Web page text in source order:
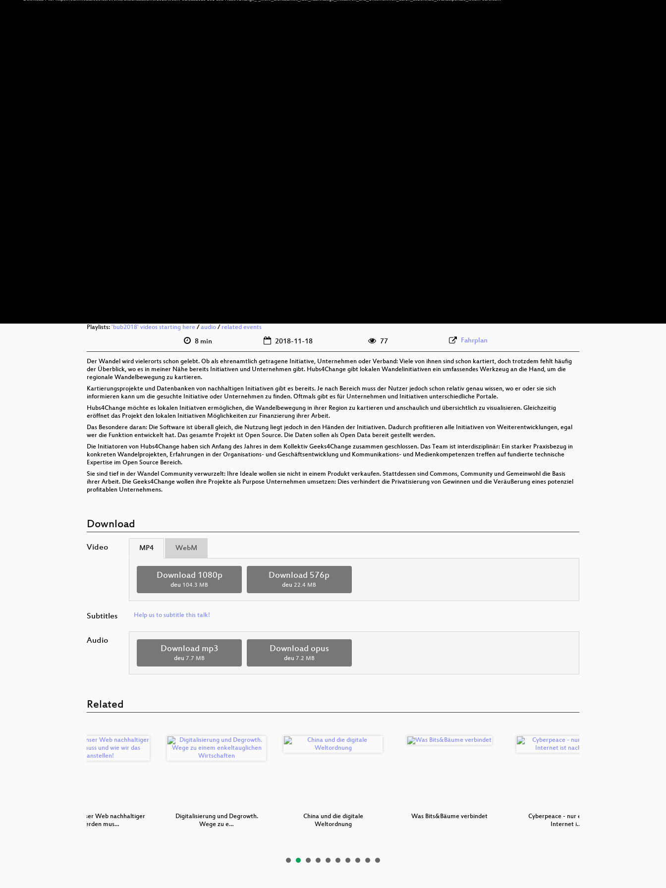
Playlists: 'bub2018' videos starting here / audio / related events
8 min 2018-11-18 77 Fahrplan
Der Wandel wird vielerorts schon gelebt. Ob als ehrenamtlich getragene Initiative, Unternehmen oder Verband: Viele von ihnen sind schon kartiert, doch trotzdem fehlt häufig
der Überblick, wo es in meiner Nähe bereits Initiativen und Unternehmen gibt. Hubs4Change gibt lokalen Wandelinitiativen ein umfassendes Werkzeug an die Hand, um die
regionale Wandelbewegung zu kartieren.
Kartierungsprojekte und Datenbanken von nachhaltigen Initiativen gibt es bereits. Je nach Bereich muss der Nutzer jedoch schon relativ genau wissen, wo er oder sie sich
informieren kann um die gesuchte Initiative oder Unternehmen zu finden. Oftmals gibt es für Unternehmen und Initiativen unterschiedliche Portale.
Hubs4Change möchte es lokalen Initiatven ermöglichen, die Wandelbewegung in ihrer Region zu kartieren und anschaulich und übersichtlich zu visualisieren. Gleichzeitig
eröffnet das Projekt den lokalen Initiativen Möglichkeiten zur Finanzierung ihrer Arbeit.
Das Besondere daran: Die Software ist überall gleich, die Nutzung liegt jedoch in den Händen der Initiativen. Dadurch profitieren alle Initiativen von Weiterentwicklungen, egal
wer die Funktion entwickelt hat. Das gesamte Projekt ist Open Source. Die Daten sollen als Open Data bereit gestellt werden.
Die Initiatoren von Hubs4Change haben sich Anfang des Jahres in dem Kollektiv Geeks4Change zusammen geschlossen. Das Team ist interdisziplinär: Ein starker Praxisbezug in
konkreten Wandelprojekten, Erfahrungen in der Organisations- und Geschäftsentwicklung und Kommunikations- und Medienkompetenzen treffen auf fundierte technische
Expertise im Open Source Bereich.
Sie sind tief in der Wandel Community verwurzelt: Ihre Ideale wollen sie nicht in einem Produkt verkaufen. Stattdessen sind Commons, Community und Gemeinwohl die Basis
ihrer Arbeit. Die Geeks4Change wollen ihre Projekte als Purpose Unternehmen umsetzen: Dies verhindert die Privatisierung von Gewinnen und die Veräußerung eines potenziel
profitablen Unternehmens.
Download
Video MP4 WebM
Download 1080p
deu 104.3 MB
Download 576p
deu 22.4 MB
Subtitles Help us to subtitle this talk!
Audio
Download mp3
deu 7.7 MB
Download opus
deu 7.2 MB
Related
Warum unser Web nachhaltiger
werden mus…
Digitalisierung und Degrowth.
Wege zu e…
China und die digitale
Weltordnung
Was Bits&Bäume verbindet
Cyberpeace - nur ein ziviles
Internet i…